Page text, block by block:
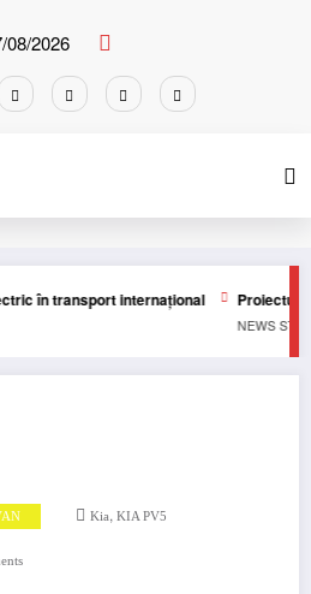
08/2026
internațional Proiectul Revoy
STIRI
Kia, KIA PV5